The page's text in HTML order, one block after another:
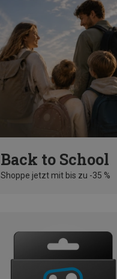
Back to School
Shoppe jetzt mit bis zu -35 %